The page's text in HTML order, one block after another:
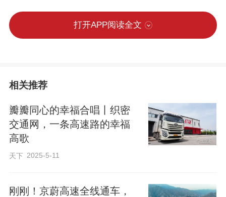
京冀交界，太行北麓，一条高速公路
通了北京通向河北的“西大门”。
打开APP阅读全文
相关推荐
瓣瓣同心的幸福合唱丨织密
交通网，一条高速路的幸福
高歌
天下 2025-5-11
刚刚！京蔚高速全线通车，